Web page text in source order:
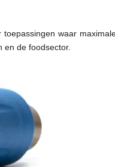
waar
en de foodsector.